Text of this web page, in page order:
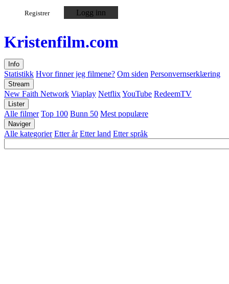
Registrer Logg inn
Kristenfilm.com
Info
Statistikk Hvor finner jeg filmene? Om siden Personvernserklæring
Stream
New Faith Network Viaplay NetflixYouTube RedeemTV
Lister
Alle filmer Top 100 Bunn 50 Mest populære
Naviger
Alle kategorier Etter år Etter land Etter språk